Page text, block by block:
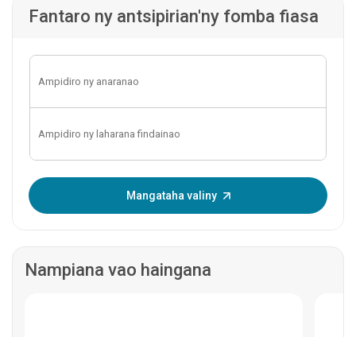
Fantaro ny antsipirian'ny fomba fiasa
Mangataha valiny
Nampiana vao haingana